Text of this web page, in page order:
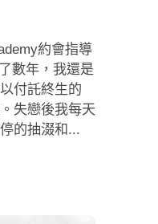
約會指導
數年，我還是
付託終生的
失戀後我每天
的抽涰和...